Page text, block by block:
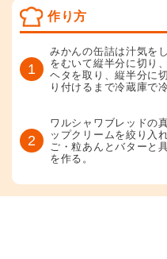
作り方
1
みかんの缶詰は汁気を
をむいて縦半分に切り
ヘタを取り、縦半分に
り付けるまで冷蔵庫で
2
ワルシャワブレッドの
ップクリームを絞り入
ご・粒あんとバターと
を作る。